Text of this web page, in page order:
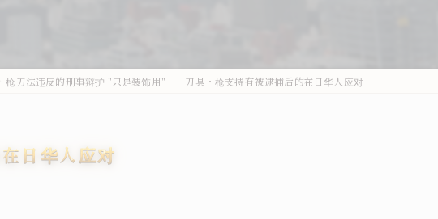
外国人刑事・在留Q&A
オーバーステイ（不法残留）
枪刀法违反的刑事辩护 "只是装饰用"——刀具・枪支持有被逮捕后的在日华人应对
日华人应对